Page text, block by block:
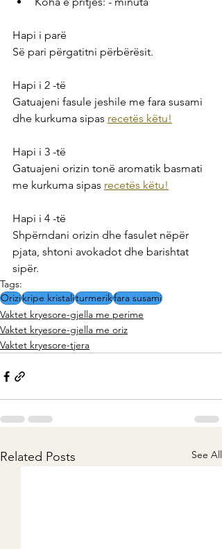
Hapi i parë
Së pari përgatitni përbërësit.
Hapi i 2 -të
Gatuajeni fasule jeshile me fara susami
dhe kurkuma sipas recetës këtu!
Hapi i 3 -të
Gatuajeni orizin tonë aromatik basmati
me kurkuma sipas recetës këtu!
Hapi i 4 -të
Shpërndani orizin dhe fasulet nëpër
pjata, shtoni avokadot dhe barishtat
sipër.
Tags:
Orizikripe kristaliturmerikfara susami
Vaktet kryesore-gjella me perime
Vaktet kryesore-gjella me oriz
Vaktet kryesore-tjera
Related Posts See All